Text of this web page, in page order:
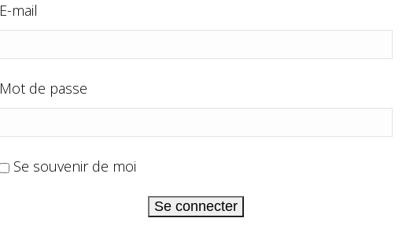
E-mail
Mot de passe
Se souvenir de moi
Se connecter